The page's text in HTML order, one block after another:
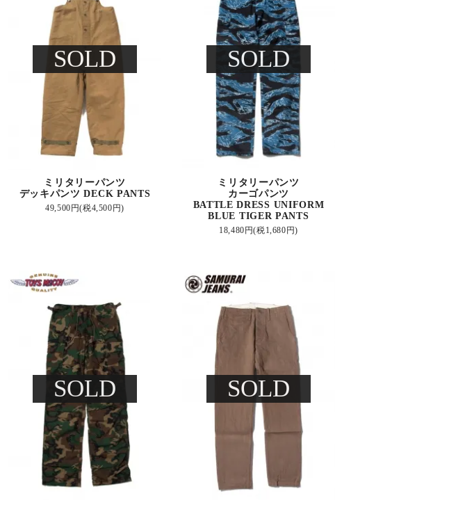
SOLD
ミリタリーパンツ
デッキパンツ DECK PANTS
49,500円(税4,500円)
SOLD
ミリタリーパンツ
カーゴパンツ
BATTLE DRESS UNIFORM
BLUE TIGER PANTS
18,480円(税1,680円)
SOLD SOLD